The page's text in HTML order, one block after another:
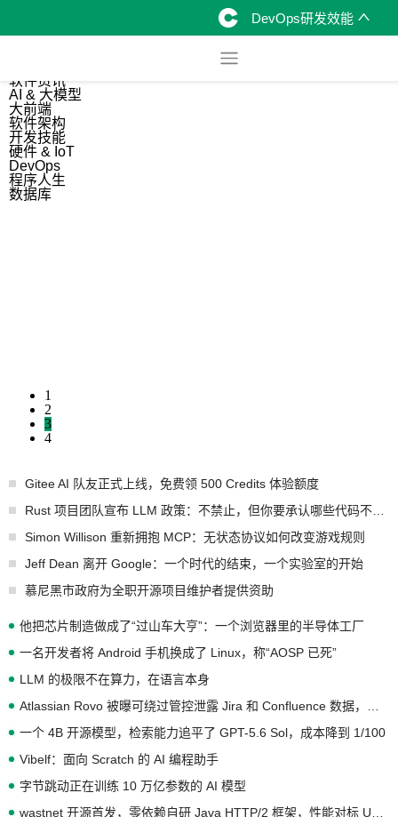
DevOps研发效能
软件资讯
AI & 大模型
大前端
软件架构
开发技能
硬件 & IoT
DevOps
程序人生
数据库
1
2
3
4
Gitee AI 队友正式上线，免费领 500 Credits 体验额度
Simon Willison 重新拥抱 MCP：无状态协议如何改变游戏规则
Jeff Dean 离开 Google：一个时代的结束，一个实验室的开始
慕尼黑市政府为全职开源项目维护者提供资助
他把芯片制造做成了“过山车大亨”：一个浏览器里的半导体工厂
一名开发者将 Android 手机换成了 Linux，称“AOSP 已死”
LLM 的极限不在算力，在语言本身
一个 4B 开源模型，检索能力追平了 GPT-5.6 Sol，成本降到 1/100
Vibelf：面向 Scratch 的 AI 编程助手
字节跳动正在训练 10 万亿参数的 AI 模型